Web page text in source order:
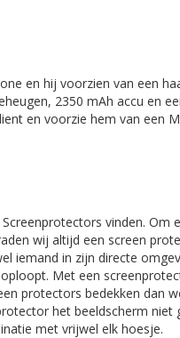
en hij voorzien van een
2350 mAh accu en
en voorzie hem van een
vinden. Om
wij altijd een screen
iemand in zijn directe
Met een
protectors bedekken dan
het beeldscherm
met vrijwel elk hoesje.